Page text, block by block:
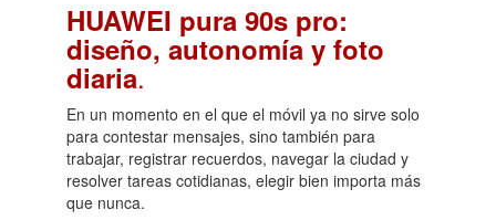
HUAWEI pura 90s pro:
diseño, autonomía y foto
diaria.
En un momento en el que el móvil ya no sirve solo
para contestar mensajes, sino también para
trabajar, registrar recuerdos, navegar la ciudad y
resolver tareas cotidianas, elegir bien importa más
que nunca.